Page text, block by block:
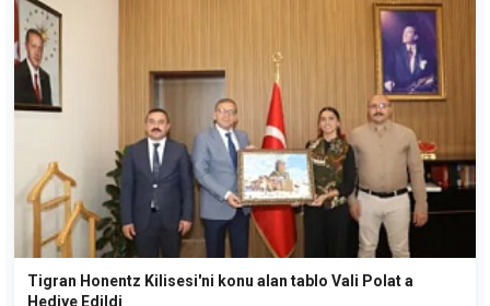
Tigran Honentz Kilisesi'ni konu alan tablo Vali Polat a
Hediye Edildi